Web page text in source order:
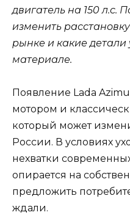
двигатель на 150 л.с.
изменить
рынке и какие
материале.
Появление Lada
мотором и
который может
России. В условиях
нехватки
опирается на
предложить
ждали.